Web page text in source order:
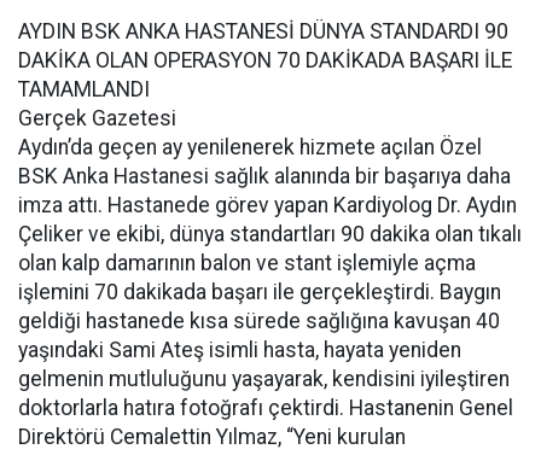
AYDIN BSK ANKA HASTANESİ DÜNYA STANDARDI 90
DAKİKA OLAN OPERASYON 70 DAKİKADA BAŞARI İLE
TAMAMLANDI
Gerçek Gazetesi
Aydın’da geçen ay yenilenerek hizmete açılan Özel
BSK Anka Hastanesi sağlık alanında bir başarıya daha
imza attı. Hastanede görev yapan Kardiyolog Dr. Aydın
Çeliker ve ekibi, dünya standartları 90 dakika olan tıkalı
olan kalp damarının balon ve stant işlemiyle açma
işlemini 70 dakikada başarı ile gerçekleştirdi. Baygın
geldiği hastanede kısa sürede sağlığına kavuşan 40
yaşındaki Sami Ateş isimli hasta, hayata yeniden
gelmenin mutluluğunu yaşayarak, kendisini iyileştiren
doktorlarla hatıra fotoğrafı çektirdi. Hastanenin Genel
Direktörü Cemalettin Yılmaz, “Yeni kurulan